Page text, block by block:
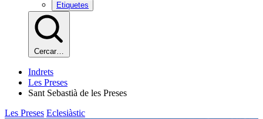
Etiquetes
Cercar…
Indrets
Les Preses
Sant Sebastià de les Preses
Les Preses Eclesiàstic